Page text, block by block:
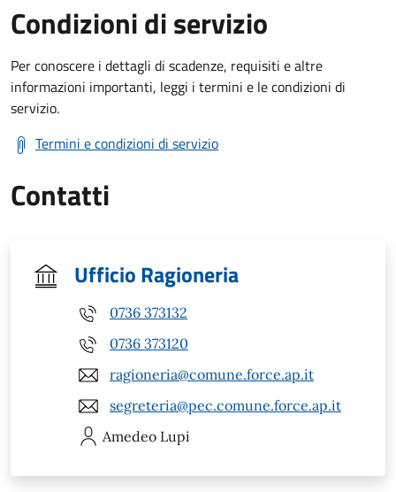
Condizioni di servizio
Per conoscere i dettagli di scadenze, requisiti e altre
informazioni importanti, leggi i termini e le condizioni di
servizio.
Termini e condizioni di servizio
Contatti
Ufficio Ragioneria
0736 373132
0736 373120
ragioneria@comune.force.ap.it
segreteria@pec.comune.force.ap.it
Amedeo Lupi